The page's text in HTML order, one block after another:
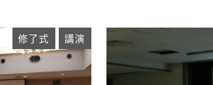
修了式 講演